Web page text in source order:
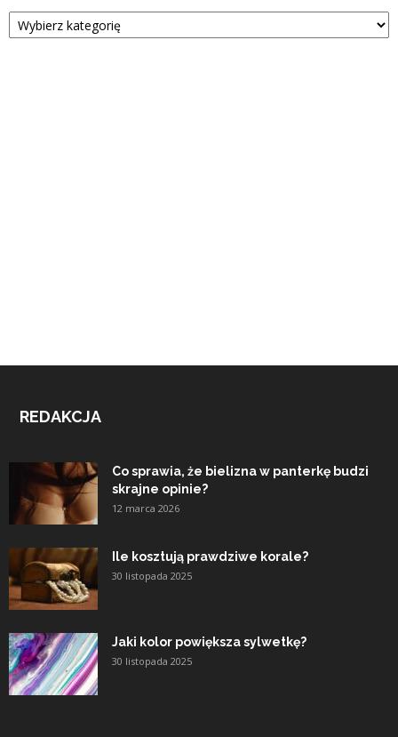
Kategorie
REDAKCJA
Co sprawia, że bielizna w panterkę budzi
skrajne opinie?
12 marca 2026
Ile kosztują prawdziwe korale?
30 listopada 2025
Jaki kolor powiększa sylwetkę?
30 listopada 2025